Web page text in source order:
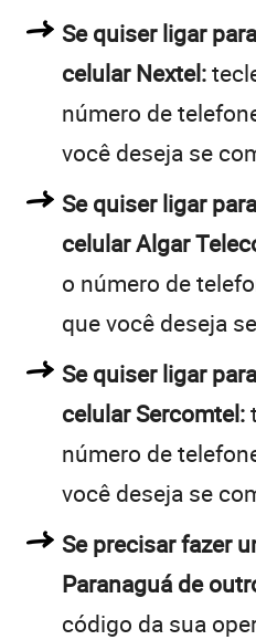
Se quiser ligar
celular Nextel:
número de
você deseja se
Se quiser ligar
celular Algar
o número de
que você deseja
Se quiser ligar
celular Sercomtel:
número de
você deseja se
Se precisar fazer
Paranaguá de
código da sua